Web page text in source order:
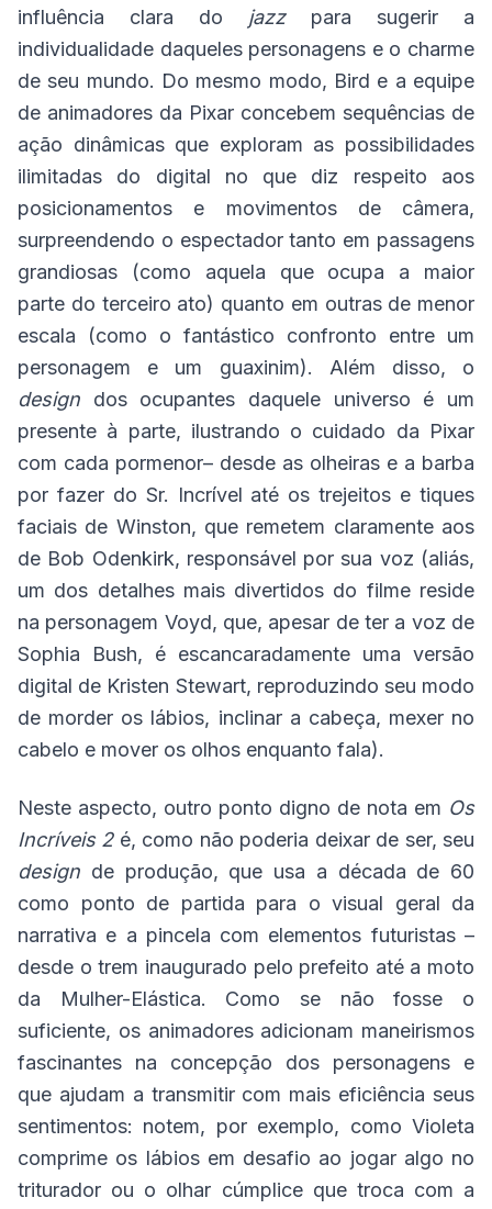
influência clara do jazzpara sugerir a
individualidade daqueles personagens e o charme
de seu mundo. Do mesmo modo, Bird e a equipe
de animadores da Pixar concebem sequências de
ação dinâmicas que exploram as possibilidades
ilimitadas do digital no que diz respeito aos
posicionamentos e movimentos de câmera,
surpreendendo o espectador tanto em passagens
grandiosas (como aquela que ocupa a maior
parte do terceiro ato) quanto em outras de menor
escala (como o fantástico confronto entre um
personagem e um guaxinim). Além disso, o
design dos ocupantes daquele universo é um
presente à parte, ilustrando o cuidado da Pixar
com cada pormenor– desde as olheiras e a barba
por fazer do Sr. Incrível até os trejeitos e tiques
faciais de Winston, que remetem claramente aos
de Bob Odenkirk, responsável por sua voz (aliás,
um dos detalhes mais divertidos do filme reside
na personagem Voyd, que, apesar de ter a voz de
Sophia Bush, é escancaradamente uma versão
digital de Kristen Stewart, reproduzindo seu modo
de morder os lábios, inclinar a cabeça, mexer no
cabelo e mover os olhos enquanto fala).
Neste aspecto, outro ponto digno de nota em Os
Incríveis 2é, como não poderia deixar de ser, seu
design de produção, que usa a década de 60
como ponto de partida para o visual geral da
narrativa e a pincela com elementos futuristas –
desde o trem inaugurado pelo prefeito até a moto
da Mulher-Elástica. Como se não fosse o
suficiente, os animadores adicionam maneirismos
fascinantes na concepção dos personagens e
que ajudam a transmitir com mais eficiência seus
sentimentos: notem, por exemplo, como Violeta
comprime os lábios em desafio ao jogar algo no
triturador ou o olhar cúmplice que troca com a